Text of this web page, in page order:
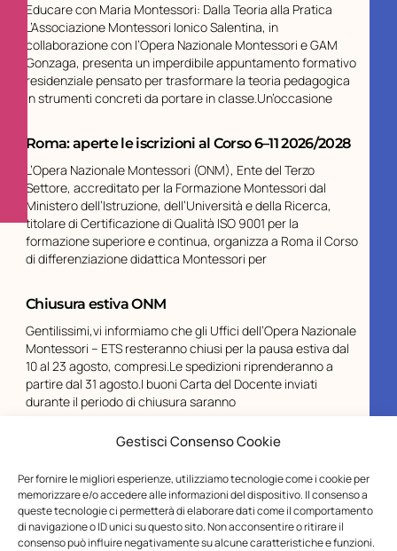
Gestisci Consenso Cookie
Per fornire le migliori esperienze, utilizziamo tecnologie come i cookie per
memorizzare e/o accedere alle informazioni del dispositivo. Il consenso a
queste tecnologie ci permetterà di elaborare dati come il comportamento
di navigazione o ID unici su questo sito. Non acconsentire o ritirare il
consenso può influire negativamente su alcune caratteristiche e funzioni.
Educare con Maria Montessori: Dalla Teoria alla Pratica
L’Associazione Montessori Ionico Salentina, in
collaborazione con l’Opera Nazionale Montessori e GAM
Gonzaga, presenta un imperdibile appuntamento formativo
residenziale pensato per trasformare la teoria pedagogica
in strumenti concreti da portare in classe.Un’occasione
Roma: aperte le iscrizioni al Corso 6–11 2026/2028
L’Opera Nazionale Montessori (ONM), Ente del Terzo
Settore, accreditato per la Formazione Montessori dal
Ministero dell’Istruzione, dell’Università e della Ricerca,
titolare di Certificazione di Qualità ISO 9001 per la
formazione superiore e continua, organizza a Roma il Corso
di differenziazione didattica Montessori per
Chiusura estiva ONM
Gentilissimi,vi informiamo che gli Uffici dell’Opera Nazionale
Montessori – ETS resteranno chiusi per la pausa estiva dal
10 al 23 agosto, compresi.Le spedizioni riprenderanno a
partire dal 31 agosto.I buoni Carta del Docente inviati
durante il periodo di chiusura saranno